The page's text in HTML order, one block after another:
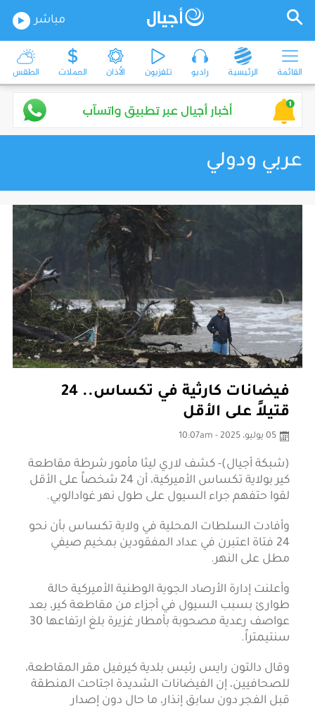
مباشر
القائمة الرئيسية راديو تلفزيون الأذان العملات الطقس
عربي ودولي
فيضانات كارثية في تكساس.. 24
قتيلاً على الأقل
05 يوليو، 2025 - 10:07am
(شبكة أجيال)- كشف لاري ليثا مأمور شرطة مقاطعة
كير بولاية تكساس الأميركية، أن 24 شخصاً على الأقل
لقوا حتفهم جراء السيول على طول نهر غوادالوبي.
وأفادت السلطات المحلية في ولاية تكساس بأن نحو
24 فتاة اعتبرن في عداد المفقودين بمخيم صيفي
مطل على النهر.
وأعلنت إدارة الأرصاد الجوية الوطنية الأميركية حالة
طوارئ بسبب السيول في أجزاء من مقاطعة كير، بعد
عواصف رعدية مصحوبة بأمطار غزيرة بلغ ارتفاعها 30
سنتيمتراً.
وقال دالتون رايس رئيس بلدية كيرفيل مقر المقاطعة،
للصحافيين، إن الفيضانات الشديدة اجتاحت المنطقة
قبل الفجر دون سابق إنذار، ما حال دون إصدار